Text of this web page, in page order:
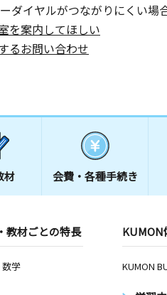
ダイヤルがつながりにくい場
を案内してほしい
るお問い合わせ
材 会費・ 各種手続き
教材ごとの特長
学
KUMON
KUMON